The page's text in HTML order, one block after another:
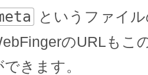
というファイ
のURLもこ
きます。